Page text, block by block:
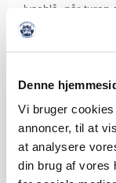
Denne
Vi bruger
annoncer, til at
at analysere
din brug af vores
lyseblå, når turen
LÆS MERE